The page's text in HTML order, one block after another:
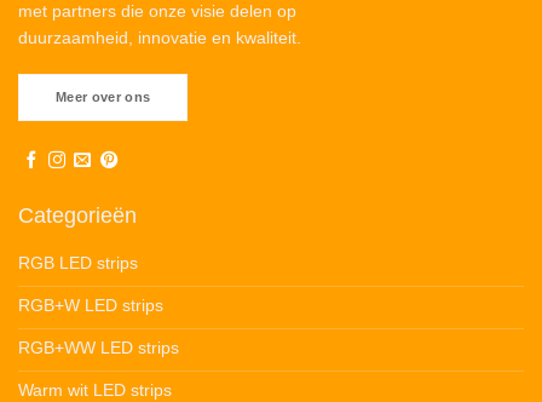
met partners die onze visie delen op
duurzaamheid, innovatie en kwaliteit.
Meer over ons
Categorieën
RGB LED strips
RGB+W LED strips
RGB+WW LED strips
Warm wit LED strips